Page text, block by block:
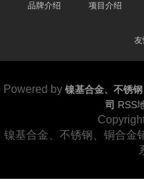
品牌介绍 项目介绍
友
Powered by 镍基合金、不锈
司 RSS
镍基合金、不锈钢、铜合金